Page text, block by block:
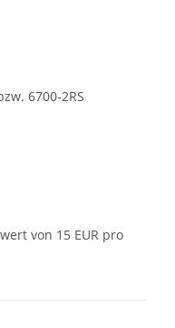
6700-2RS
von 15 EUR pro